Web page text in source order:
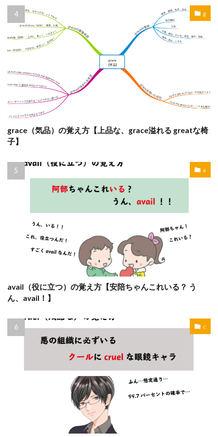
g
grace（気品）の覚え方【上品な、grace溢れる greatな椅
子】
a
avail（役に立つ）の覚え方【安陪ちゃんこれいる？ う
ん、avail！】
c